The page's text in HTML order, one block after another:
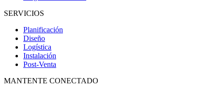
SERVICIOS
Planificación
Diseño
Logística
Instalación
Post-Venta
MANTENTE CONECTADO